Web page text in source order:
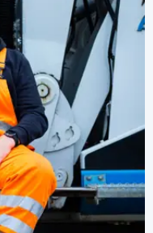
aan de slag
zoals
eenvoudig
de SSA?
maar
dat?